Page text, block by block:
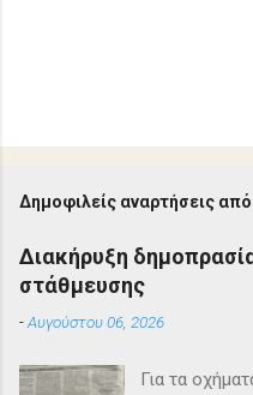
Δημοφιλείς αναρτήσεις
Διακήρυξη
στάθμευσης
-Αυγούστου 06, 2026
Για τα